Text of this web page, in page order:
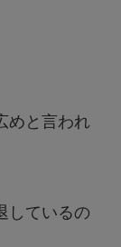
めと言われ
しているの